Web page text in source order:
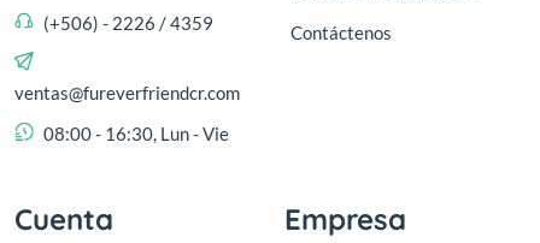
(+506) - 2226 / 4359
ventas@fureverfriendcr.com
08:00 - 16:30, Lun - Vie
Contáctenos
Cuenta Empresa